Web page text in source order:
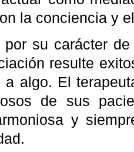
la conciencia y
por su carácter
resulte
a algo. El
de sus
y